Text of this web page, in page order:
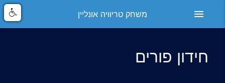
menu משחק טריוויה אונליין
חידון פורים